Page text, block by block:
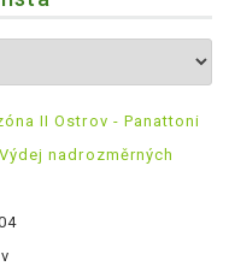
II Ostrov - Panattoni
nadrozměrných